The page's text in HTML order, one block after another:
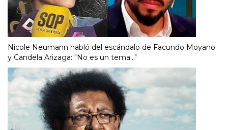
Nicole Neumann habló del escándalo de Facundo Moyano
y Candela Arizaga: "No es un tema..."